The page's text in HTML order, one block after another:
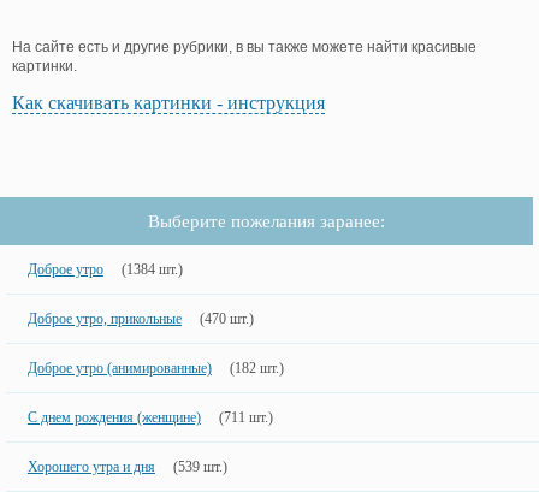
На сайте есть и другие рубрики, в вы также можете найти красивые
картинки.
Как скачивать картинки - инструкция
Выберите пожелания заранее:
Доброе утро (1384 шт.)
Доброе утро, прикольные (470 шт.)
Доброе утро (анимированные) (182 шт.)
С днем рождения (женщине) (711 шт.)
Хорошего утра и дня (539 шт.)